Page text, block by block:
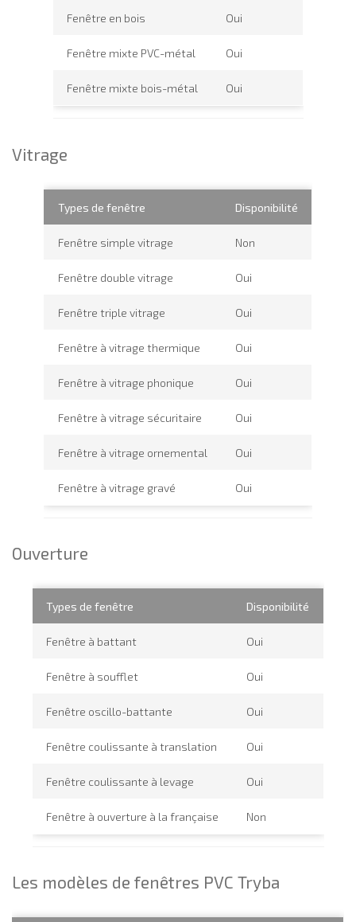
Fenêtre en bois Oui
Fenêtre mixte PVC-métal Oui
Fenêtre mixte bois-métal Oui
Vitrage
Types de fenêtre Disponibilité
Fenêtre simple vitrage Non
Fenêtre double vitrage Oui
Fenêtre triple vitrage Oui
Fenêtre à vitrage thermique Oui
Fenêtre à vitrage phonique Oui
Fenêtre à vitrage sécuritaire Oui
Fenêtre à vitrage ornemental Oui
Fenêtre à vitrage gravé Oui
Ouverture
Types de fenêtre Disponibilité
Fenêtre à battant Oui
Fenêtre à soufflet Oui
Fenêtre oscillo-battante Oui
Fenêtre coulissante à translation Oui
Fenêtre coulissante à levage Oui
Fenêtre à ouverture à la française Non
Les modèles de fenêtres PVC Tryba